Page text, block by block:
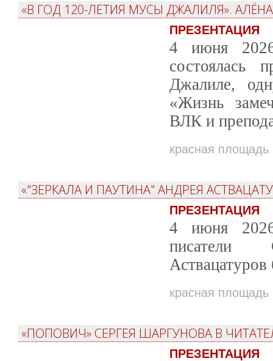
«В ГОД 120-ЛЕТИЯ МУСЫ ДЖАЛИЛЯ».
ПРЕЗЕНТАЦИЯ
4 июня
состоялась
Джалиле,
«Жизнь
ВЛК и
красная площадь
«"ЗЕРКАЛА И ПАУТИНА" АНДРЕЯ
ПРЕЗЕНТАЦИЯ
4 июня
Аствацатуров
красная площадь
«ПОПОВИЧ» СЕРГЕЯ ШАРГУНОВА В
ПРЕЗЕНТАЦИЯ